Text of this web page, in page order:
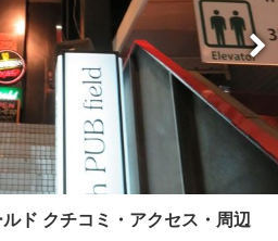
ド クチコミ・アクセス・周辺